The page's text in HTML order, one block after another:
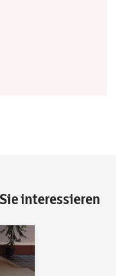
interessieren